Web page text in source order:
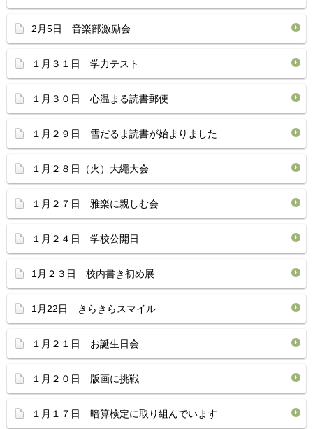
2月5日 音楽部激励会
１月３１日 学力テスト
１月３０日 心温まる読書郵便
１月２９日 雪だるま読書が始まりました
１月２８日（火）大繩大会
１月２７日 雅楽に親しむ会
１月２４日 学校公開日
1月２３日 校内書き初め展
1月22日 きらきらスマイル
１月２１日 お誕生日会
１月２０日 版画に挑戦
１月１７日 暗算検定に取り組んでいます